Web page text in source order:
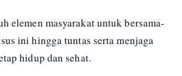
elemen masyarakat untuk bersama-
ini hingga tuntas serta menjaga
hidup dan sehat.